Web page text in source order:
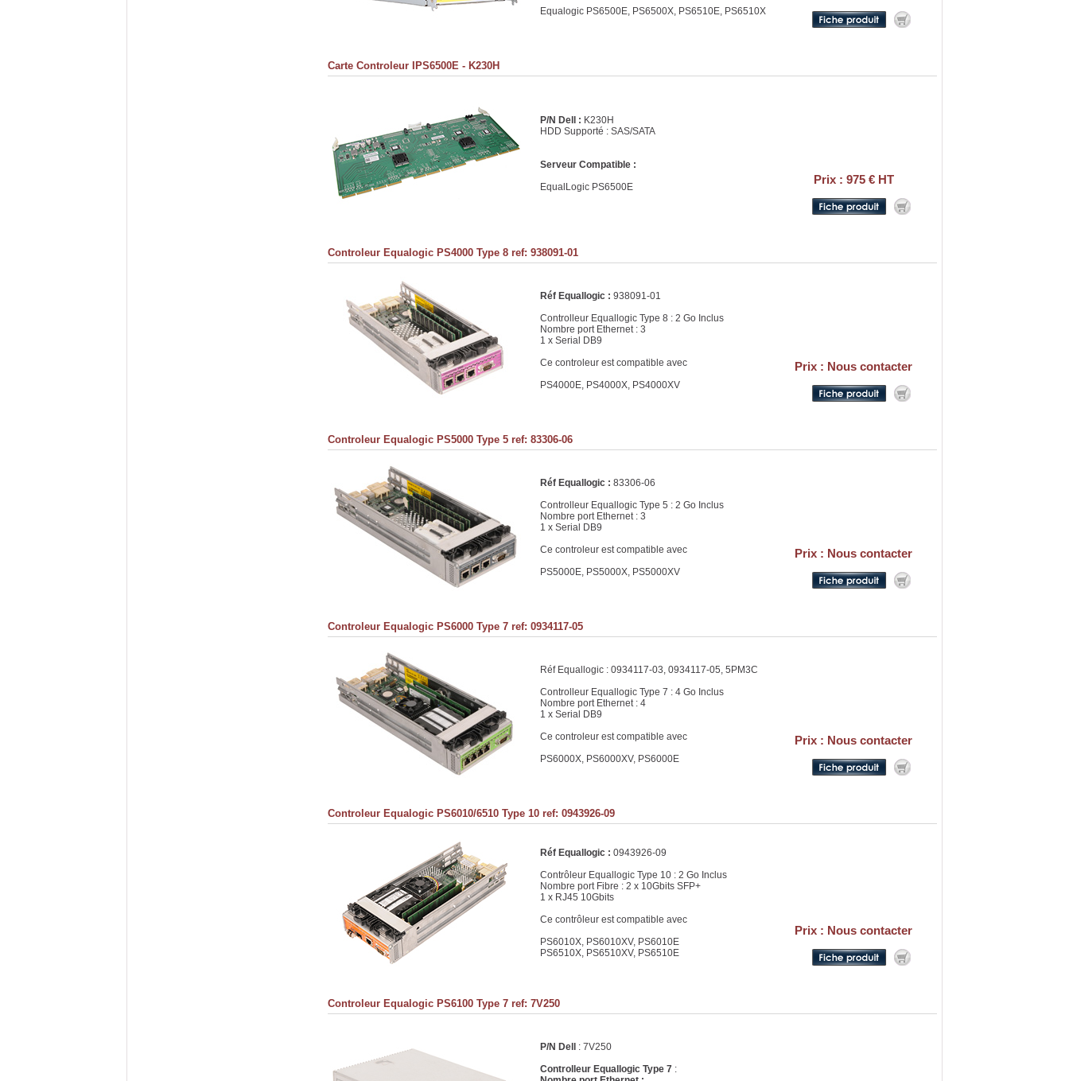
Equalogic PS6500E, PS6500X, PS6510E, PS6510X
Carte Controleur IPS6500E - K230H
P/N Dell : K230H
HDD Supporté : SAS/SATA
Serveur Compatible :
EqualLogic PS6500E
Prix : 975 € HT
Controleur Equalogic PS4000 Type 8 ref: 938091-01
Réf Equallogic : 938091-01
Controlleur Equallogic Type 8 : 2 Go Inclus
Nombre port Ethernet : 3
1 x Serial DB9
Ce controleur est compatible avec
PS4000E, PS4000X, PS4000XV
Prix : Nous contacter
Controleur Equalogic PS5000 Type 5 ref: 83306-06
Réf Equallogic : 83306-06
Controlleur Equallogic Type 5 : 2 Go Inclus
Nombre port Ethernet : 3
1 x Serial DB9
Ce controleur est compatible avec
PS5000E, PS5000X, PS5000XV
Prix : Nous contacter
Controleur Equalogic PS6000 Type 7 ref: 0934117-05
Réf Equallogic : 0934117-03, 0934117-05, 5PM3C
Controlleur Equallogic Type 7 : 4 Go Inclus
Nombre port Ethernet : 4
1 x Serial DB9
Ce controleur est compatible avec
PS6000X, PS6000XV, PS6000E
Prix : Nous contacter
Controleur Equalogic PS6010/6510 Type 10 ref: 0943926-09
Réf Equallogic : 0943926-09
Contrôleur Equallogic Type 10 : 2 Go Inclus
Nombre port Fibre : 2 x 10Gbits SFP+
1 x RJ45 10Gbits
Ce contrôleur est compatible avec
PS6010X, PS6010XV, PS6010E
PS6510X, PS6510XV, PS6510E
Prix : Nous contacter
Controleur Equalogic PS6100 Type 7 ref: 7V250
P/N Dell : 7V250
Controlleur Equallogic Type 7 :